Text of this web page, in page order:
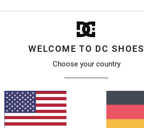
Komfort
4.9
4.9
WELCOME TO DC SHOES
Choose your country